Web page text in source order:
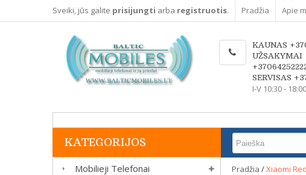
Sveiki, jūs galite prisijungti arba registruotis. Pradžia Apie
KAUNAS
UŽSAKYMAI
SERVISAS
I-V 10:30 -
KATEGORIJOS
Mobilieji Telefonai
Pradžia /Xiaomi